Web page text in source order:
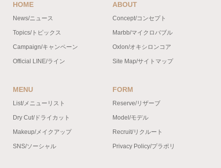
HOME
News/ニュース
Topics/トピックス
Campaign/キャンペーン
Official LINE/ライン
ABOUT
Concept/コンセプト
Marbb/マイクロバブル
Oxlon/オキシロンコア
Site Map/サイトマップ
MENU
List/メニューリスト
Dry Cut/ドライカット
Makeup/メイクアップ
SNS/ソーシャル
FORM
Reserve/リザーブ
Model/モデル
Recruit/リクルート
Privacy Policy/プラポリ